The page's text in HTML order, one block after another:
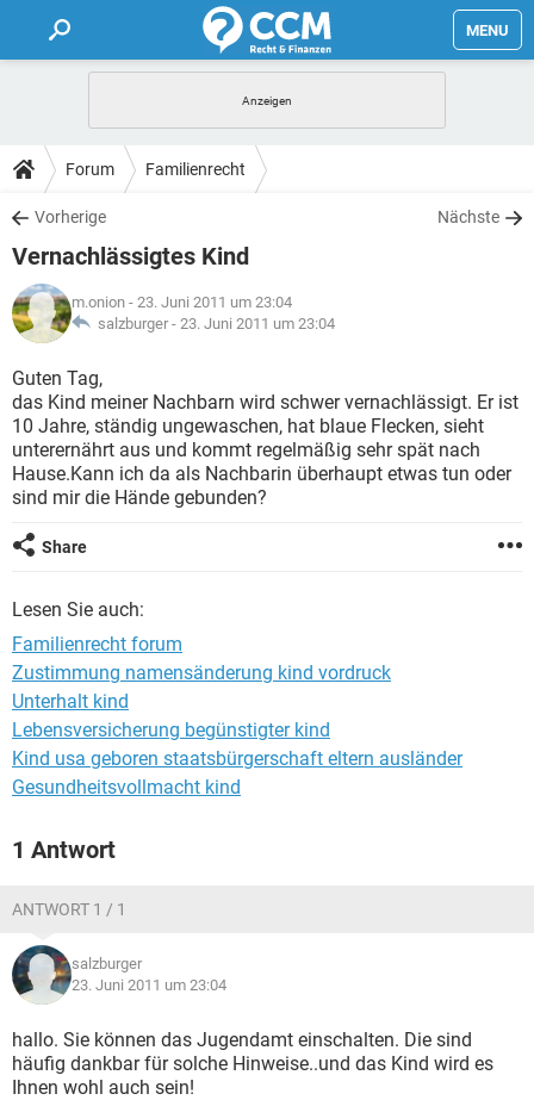
MENU
FORUM
TIPPS
Forum Familienrecht
Vorherige Nächste
Vernachlässigtes Kind
m.onion - 23. Juni 2011 um 23:04
salzburger - 23. Juni 2011 um 23:04
Guten Tag,
das Kind meiner Nachbarn wird schwer vernachlässigt. Er ist
10 Jahre, ständig ungewaschen, hat blaue Flecken, sieht
unterernährt aus und kommt regelmäßig sehr spät nach
Hause.Kann ich da als Nachbarin überhaupt etwas tun oder
sind mir die Hände gebunden?
Share
Lesen Sie auch:
Familienrecht forum
Zustimmung namensänderung kind vordruck
Unterhalt kind
Lebensversicherung begünstigter kind
Kind usa geboren staatsbürgerschaft eltern ausländer
Gesundheitsvollmacht kind
1 Antwort
ANTWORT 1 / 1
salzburger
23. Juni 2011 um 23:04
hallo. Sie können das Jugendamt einschalten. Die sind
häufig dankbar für solche Hinweise..und das Kind wird es
Ihnen wohl auch sein!